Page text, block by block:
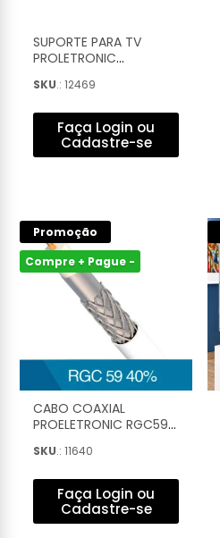
SUPORTE PARA TV
PROLETRONIC
32'' A 70'' - PQST-
SKU.: 12469
Faça Login ou
Cadastre-se
Promoção
Compre + Pague -
CABO COAXIAL
PROELETRONIC RGC59
MALHA BRANCO (100M)
SKU.: 11640
Faça Login ou
Cadastre-se